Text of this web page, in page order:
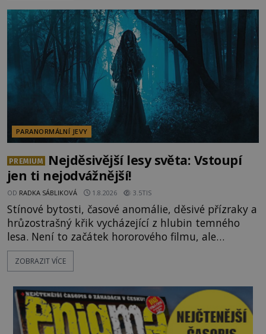
lokality vykazují nápadně podobná svědectví po
celé generace. A právě tato opakující se svědectví
PARANORMÁLNÍ JEVY
PREMIUM
Nejděsivější lesy světa: Vstoupí
jen ti nejodvážnější!
OD RADKA SÁBLIKOVÁ 1.8.2026 3.5TIS
Stínové bytosti, časové anomálie, děsivé přízraky a
hrůzostrašný křik vycházející z hlubin temného
lesa. Není to začátek hororového filmu, ale
události, které popisují návštěvníci lesů, které jsou
označovány jako nejděsivější na světě. Lidé bydlící
vyhýbají! Už jste o těchto lesích slyšeli? A odvážili
byste se je navštívit? [gallery ids="17
ZOBRAZIT VÍCE